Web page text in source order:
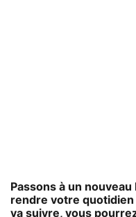
Passons à un
rendre votre quotidien
va suivre, vous